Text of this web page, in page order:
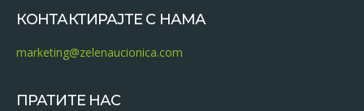
КОНТАКТИРАЈТЕ С НАМА
marketing@zelenaucionica.com
ПРАТИТЕ НАС